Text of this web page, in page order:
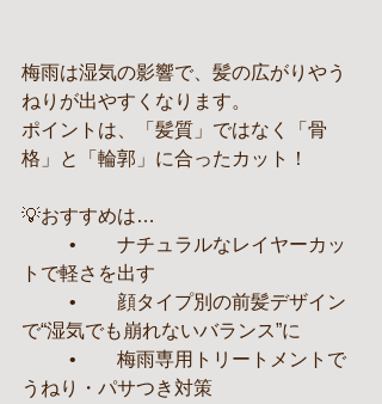
梅雨は湿気の影響で、髪の広がりやう
ねりが出やすくなります。
ポイントは、「髪質」ではなく「骨
格」と「輪郭」に合ったカット！
💡おすすめは…
トで軽さを出す
で“湿気でも崩れないバランス”に
うねり・パサつき対策